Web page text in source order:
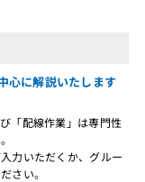
心に解説いたします
「配線作業」は専門性
力いただくか、グルー
さい。